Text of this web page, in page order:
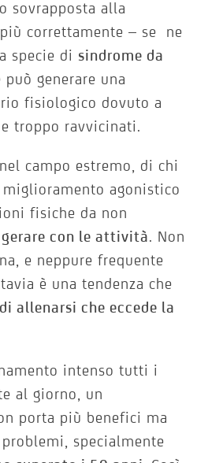
sovrapposta alla
più correttamente – se ne
specie di sindrome da
può generare una
fisiologico dovuto a
troppo ravvicinati.
campo estremo, di chi
agonistico
fisiche da non
con le attività. Non
e neppure frequente
è una tendenza che
allenarsi che eccede la
intenso tutti i
al giorno, un
porta più benefici ma
specialmente